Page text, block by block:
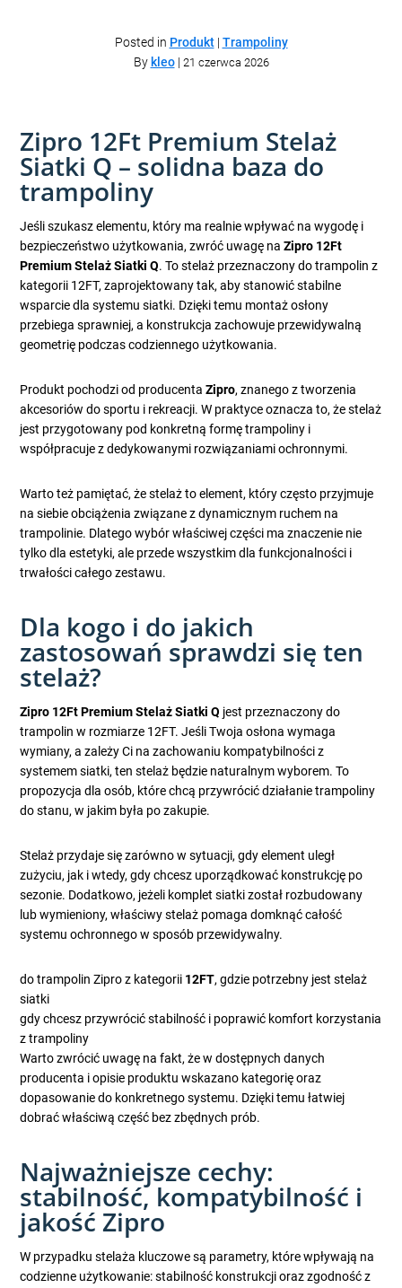
Posted in Produkt| Trampoliny
By kleo| 21 czerwca 2026
Zipro 12Ft Premium Stelaż
Siatki Q – solidna baza do
trampoliny
Jeśli szukasz elementu, który ma realnie wpływać na wygodę i
bezpieczeństwo użytkowania, zwróć uwagę naZipro 12Ft
Premium Stelaż Siatki Q. To stelaż przeznaczony do trampolin z
kategorii 12FT, zaprojektowany tak, aby stanowić stabilne
wsparcie dla systemu siatki. Dzięki temu montaż osłony
przebiega sprawniej, a konstrukcja zachowuje przewidywalną
geometrię podczas codziennego użytkowania.
Produkt pochodzi od producentaZipro, znanego z tworzenia
akcesoriów do sportu i rekreacji. W praktyce oznacza to, że stelaż
jest przygotowany pod konkretną formę trampoliny i
współpracuje z dedykowanymi rozwiązaniami ochronnymi.
Warto też pamiętać, że stelaż to element, który często przyjmuje
na siebie obciążenia związane z dynamicznym ruchem na
trampolinie. Dlatego wybór właściwej części ma znaczenie nie
tylko dla estetyki, ale przede wszystkim dla funkcjonalności i
trwałości całego zestawu.
Dla kogo i do jakich
zastosowań sprawdzi się ten
stelaż?
Zipro 12Ft Premium Stelaż Siatki Q jest przeznaczony do
trampolin w rozmiarze 12FT. Jeśli Twoja osłona wymaga
wymiany, a zależy Ci na zachowaniu kompatybilności z
systemem siatki, ten stelaż będzie naturalnym wyborem. To
propozycja dla osób, które chcą przywrócić działanie trampoliny
do stanu, w jakim była po zakupie.
Stelaż przydaje się zarówno w sytuacji, gdy element uległ
zużyciu, jak i wtedy, gdy chcesz uporządkować konstrukcję po
sezonie. Dodatkowo, jeżeli komplet siatki został rozbudowany
lub wymieniony, właściwy stelaż pomaga domknąć całość
systemu ochronnego w sposób przewidywalny.
do trampolin Zipro z kategorii 12FT, gdzie potrzebny jest stelaż
siatki
gdy chcesz przywrócić stabilność i poprawić komfort korzystania
z trampoliny
Warto zwrócić uwagę na fakt, że w dostępnych danych
producenta i opisie produktu wskazano kategorię oraz
dopasowanie do konkretnego systemu. Dzięki temu łatwiej
dobrać właściwą część bez zbędnych prób.
Najważniejsze cechy:
stabilność, kompatybilność i
jakość Zipro
W przypadku stelaża kluczowe są parametry, które wpływają na
codzienne użytkowanie: stabilność konstrukcji oraz zgodność z